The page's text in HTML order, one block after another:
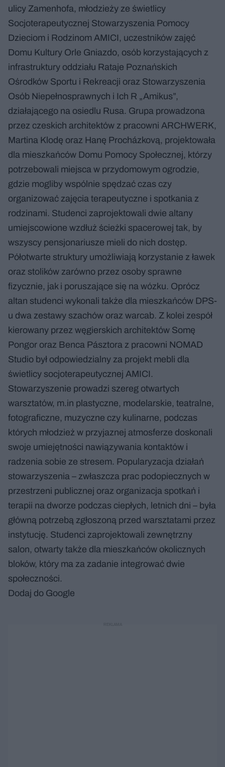
ulicy Zamenhofa, młodzieży ze świetlicy
Socjoterapeutycznej Stowarzyszenia Pomocy
Dzieciom i Rodzinom AMICI, uczestników zajęć
Domu Kultury Orle Gniazdo, osób korzystających z
infrastruktury oddziału Rataje Poznańskich
Ośrodków Sportu i Rekreacji oraz Stowarzyszenia
Osób Niepełnosprawnych i Ich R „Amikus”,
działającego na osiedlu Rusa. Grupa prowadzona
przez czeskich architektów z pracowni ARCHWERK,
Martina Klodę oraz Hanę Procházkovą, projektowała
dla mieszkańców Domu Pomocy Społecznej, którzy
potrzebowali miejsca w przydomowym ogrodzie,
gdzie mogliby wspólnie spędzać czas czy
organizować zajęcia terapeutyczne i spotkania z
rodzinami. Studenci zaprojektowali dwie altany
umiejscowione wzdłuż ścieżki spacerowej tak, by
wszyscy pensjonariusze mieli do nich dostęp.
Półotwarte struktury umożliwiają korzystanie z ławek
oraz stolików zarówno przez osoby sprawne
fizycznie, jak i poruszające się na wózku. Oprócz
altan studenci wykonali także dla mieszkańców DPS-
u dwa zestawy szachów oraz warcab. Z kolei zespół
kierowany przez węgierskich architektów Somę
Pongor oraz Benca Pásztora z pracowni NOMAD
Studio był odpowiedzialny za projekt mebli dla
świetlicy socjoterapeutycznej AMICI.
Stowarzyszenie prowadzi szereg otwartych
warsztatów, m.in plastyczne, modelarskie, teatralne,
fotograficzne, muzyczne czy kulinarne, podczas
których młodzież w przyjaznej atmosferze doskonali
swoje umiejętności nawiązywania kontaktów i
radzenia sobie ze stresem. Popularyzacja działań
stowarzyszenia – zwłaszcza prac podopiecznych w
przestrzeni publicznej oraz organizacja spotkań i
terapii na dworze podczas ciepłych, letnich dni – była
główną potrzebą zgłoszoną przed warsztatami przez
instytucję. Studenci zaprojektowali zewnętrzny
salon, otwarty także dla mieszkańców okolicznych
bloków, który ma za zadanie integrować dwie
społeczności.
Dodaj do Google